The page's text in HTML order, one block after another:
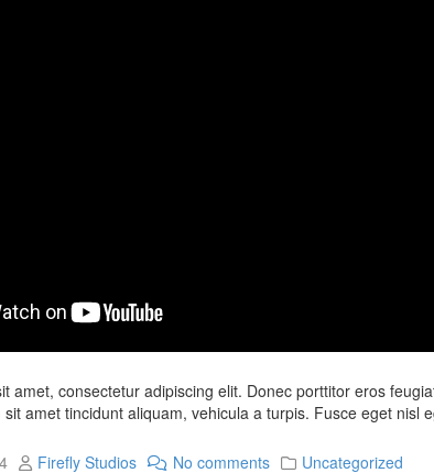
amet, consectetur adipiscing elit. Donec porttitor eros
amet tincidunt aliquam, vehicula a turpis. Fusce eget
Firefly Studios No comments Uncategorized